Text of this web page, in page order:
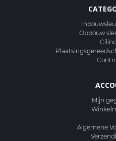
Opbouw
Mijn
Algemene